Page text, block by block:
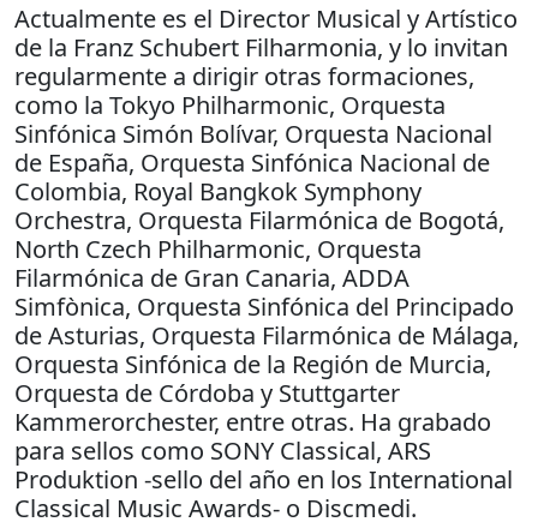
Actualmente es el Director Musical y Artístico
de la Franz Schubert Filharmonia, y lo invitan
regularmente a dirigir otras formaciones,
como la Tokyo Philharmonic, Orquesta
Sinfónica Simón Bolívar, Orquesta Nacional
de España, Orquesta Sinfónica Nacional de
Colombia, Royal Bangkok Symphony
Orchestra, Orquesta Filarmónica de Bogotá,
North Czech Philharmonic, Orquesta
Filarmónica de Gran Canaria, ADDA
Simfònica, Orquesta Sinfónica del Principado
de Asturias, Orquesta Filarmónica de Málaga,
Orquesta Sinfónica de la Región de Murcia,
Orquesta de Córdoba y Stuttgarter
Kammerorchester, entre otras. Ha grabado
para sellos como SONY Classical, ARS
Produktion -sello del año en los International
Classical Music Awards- o Discmedi.